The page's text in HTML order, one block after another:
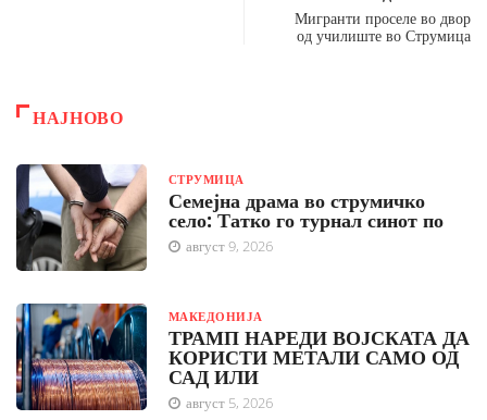
Мигранти проселе во двор
од училиште во Струмица
НАЈНОВО
СТРУМИЦА
Семејна драма во струмичко
село: Татко го турнал синот по
август 9, 2026
МАКЕДОНИЈА
ТРАМП НАРЕДИ ВОЈСКАТА ДА
КОРИСТИ МЕТАЛИ САМО ОД
САД ИЛИ
август 5, 2026